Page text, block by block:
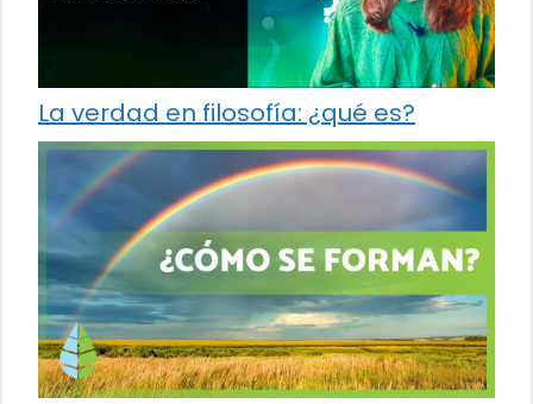
La verdad en filosofía: ¿qué es?